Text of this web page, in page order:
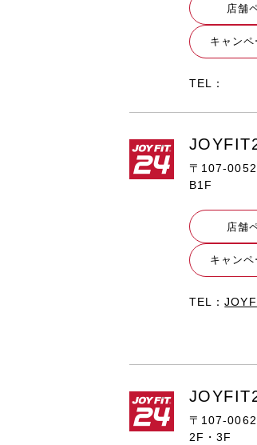
店舗
キャン
TEL：
〒107-
B1F
店舗
キャン
TEL：
〒107-
2F・3F